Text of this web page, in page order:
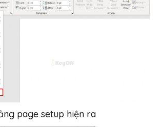
page setup hiện ra